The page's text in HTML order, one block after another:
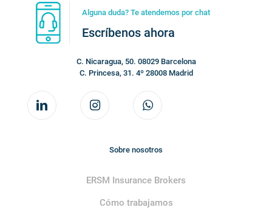
Alguna duda? Te atendemos por chat
Escríbenos ahora
C. Nicaragua, 50. 08029 Barcelona
C. Princesa, 31. 4º 28008 Madrid
Sobre nosotros
ERSM Insurance Brokers
Cómo trabajamos